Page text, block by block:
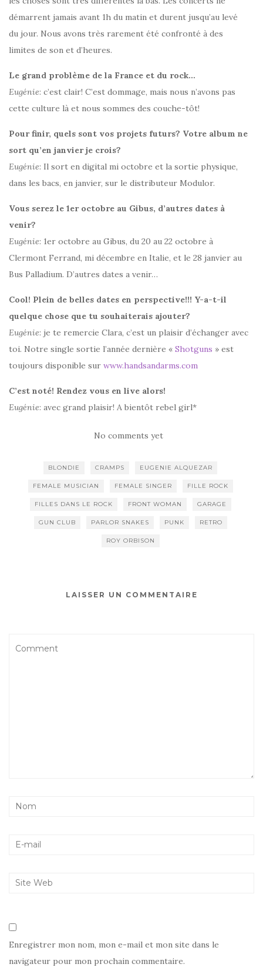
démarrent jamais avant 1h du matin et durent jusqu’au levé
du jour. Nous avons très rarement été confronté à des
limites de son et d’heures.
Le grand problème de la France et du rock…
Eugénie: c’est clair! C’est dommage, mais nous n’avons pas
cette culture là et nous sommes des couche-tôt!
Pour finir, quels sont vos projets futurs? Votre album ne
sort qu’en janvier je crois?
Eugénie: Il sort en digital mi octobre et la sortie physique,
dans les bacs, en janvier, sur le distributeur Modulor.
Vous serez le 1er octobre au Gibus, d’autres dates à
venir?
Eugénie: 1er octobre au Gibus, du 20 au 22 octobre à
Clermont Ferrand, mi décembre en Italie, et le 28 janvier au
Bus Palladium. D’autres dates a venir…
Cool! Plein de belles dates en perspective!!! Y-a-t-il
quelque chose que tu souhaiterais ajouter?
Eugénie: je te remercie Clara, c’est un plaisir d’échanger avec
toi. Notre single sortie l’année dernière « Shotguns » est
toujours disponible sur www.handsandarms.com
C’est noté! Rendez vous en live alors!
Eugénie: avec grand plaisir! A bientôt rebel girl*
No comments yet
BLONDIE CRAMPS EUGENIE ALQUEZAR
FEMALE MUSICIAN FEMALE SINGER FILLE ROCK
FILLES DANS LE ROCK FRONT WOMAN GARAGE
GUN CLUB PARLOR SNAKES PUNK RETRO
ROY ORBISON
LAISSER UN COMMENTAIRE
Enregistrer mon nom, mon e-mail et mon site dans le
navigateur pour mon prochain commentaire.